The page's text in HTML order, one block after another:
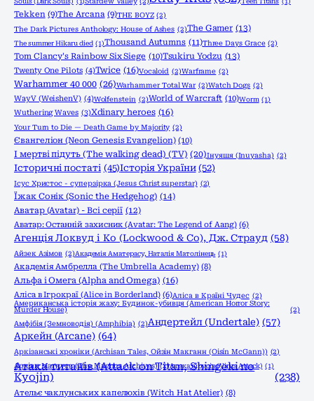
Tekken (9)The Arcana (9)THE BOYZ (2)
The Dark Pictures Anthology: House of Ashes (2)The Gamer (13)
The summer Hikaru died (1)Thousand Autumns (11)Three Days Grace (2)
Tom Clancy's Rainbow Six Siege (10)Tsukiru Yodzu (13)
Twenty One Pilots (4)Twice (16)Vocaloid (2)Warframe (2)
Warhammer 40 000 (26)Warhammer Total War (2)Watch Dogs (2)
WayV (WeishenV) (4)Wolfenstein (2)World of Warcraft (10)Worm (1)
Wuthering Waves (3)Xdinary heroes (16)
Your Turn to Die — Death Game by Majority (2)
Євангеліон (Neon Genesis Evangelion) (10)
І мертві підуть (The walking dead) (TV) (20)Інуяшя (Inuyasha) (2)
Історичні постаті (45)Історія України (52)
Ісус Христос - суперзірка (Jesus Christ superstar) (2)
Їжак Сонік (Sonic the Hedgehog) (14)
Аватар (Avatar) - Всі серії (12)
Аватар: Останній захисник (Avatar: The Legend of Aang) (6)
Агенція Локвуд і Кo (Lockwood & Co), Дж. Страуд (58)
Айзек Азімов (2)Академія Аматерасу, Наталія Матолінець (1)
Академія Амбрелла (The Umbrella Academy) (8)
Альфа і Омега (Alpha and Omega) (16)
Аліса в Ігрокраї (Alice in Borderland) (6)Аліса в Країні Чудес (2)
Американська історія жаху: Будинок-убивця (American Horror Story:
Murder House)
(2)
Амфібія (Земноводія) (Amphibia) (2)Андертейл (Undertale) (57)
Аркейн (Arcane) (64)
Аркізанські хроніки (Archisan Tales, Ойзін Макганн (Oisín McGann)) (2)
Архіви Маґнуса (The Magnus Archives) (2)Атака вірусів (Virus Attack) (1)
Атака титанів (Attack on Titan, Shingeki no
Kyojin)
(238)
Ательє чаклунських капелюхів (Witch Hat Atelier) (8)